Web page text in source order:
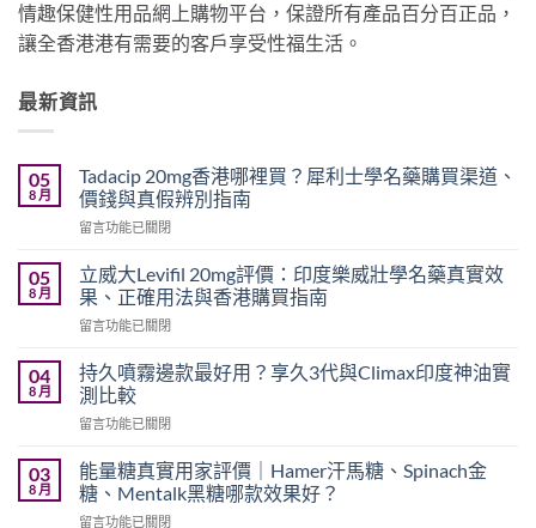
情趣保健性用品網上購物平台，保證所有產品百分百正品，
讓全香港港有需要的客戶享受性福生活。
最新資訊
05
8 月
Tadacip 20mg香港哪裡買？犀利士學名藥購買渠道、
價錢與真假辨別指南
在
20mg
香
港
哪
買？
犀
利
士
名
藥
留言功能已關閉
05
8 月
立威大Levifil 20mg評價：印度樂威壯學名藥真實效
果、正確用法與香港購買指南
在
威
大
Levifil
20mg
價：
印
度
留言功能已關閉
04
8 月
持久噴霧邊款最好用？享久3代與Climax印度神油實
測比較
在
久
噴
霧
邊
留言功能已關閉
03
8 月
能量糖真實用家評價｜Hamer汗馬糖、Spinach金
糖、Mentalk黑糖哪款效果好？
在
留言功能已關閉